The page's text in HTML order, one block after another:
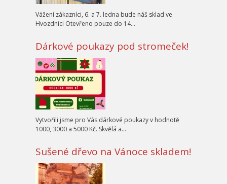
Vážení zákazníci, 6. a 7. ledna bude náš sklad ve
Hvozdnici Otevřeno pouze do 14…
Dárkové poukazy pod stromeček!
Vytvořili jsme pro Vás dárkové poukazy v hodnotě
1000, 3000 a 5000 Kč. Skvělá a…
Sušené dřevo na Vánoce skladem!